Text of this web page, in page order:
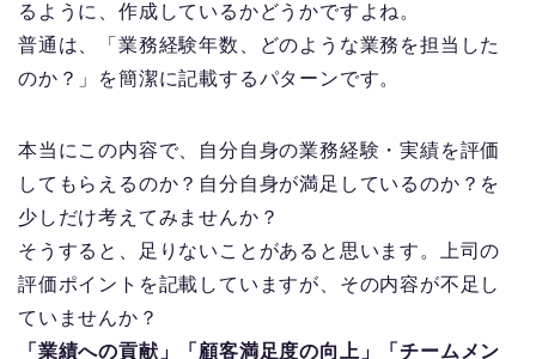
るように、作成しているかどうかですよね。
普通は、「業務経験年数、どのような業務を担当した
のか？」を簡潔に記載するパターンです。
本当にこの内容で、自分自身の業務経験・実績を評価
してもらえるのか？自分自身が満足しているのか？を
少しだけ考えてみませんか？
そうすると、足りないことがあると思います。上司の
評価ポイントを記載していますが、その内容が不足し
ていませんか？
「業績への貢献」「顧客満足度の向上」「チームメン